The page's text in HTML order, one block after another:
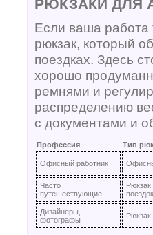
РЮКЗАКИ ДЛЯ
Если ваша работа
рюкзак, который
поездках. Здесь
хорошо
ремнями и
распределению
с документами и
Профессия Тип
Офисный работник
Часто
путешествующие
Рюкзак
поездок
Дизайнеры,
фотографы
Рюкзак